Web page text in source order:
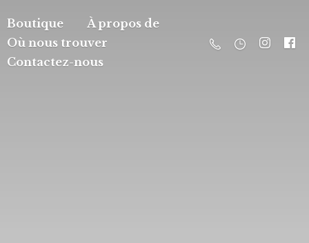
Boutique
À propos de
Où nous trouver
Contactez-nous